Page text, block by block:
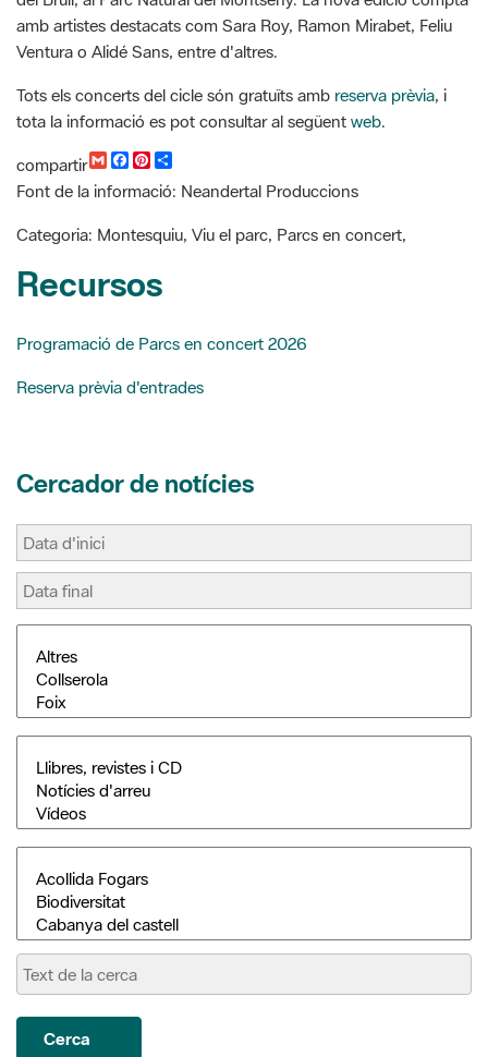
Tots els concerts del cicle són gratuïts amb reserva prèvia , i
tota la informació es pot consultar al següent
compartir
m
a
i
a
c
e
b
o
o
k
i
n
t
e
r
e
s
o
m
p
t
i
Font de la informació: Neandertal Produccions
Categoria: Montesquiu, Viu el parc, Parcs en concert,
Recursos
Cercador de notícies
Cerca